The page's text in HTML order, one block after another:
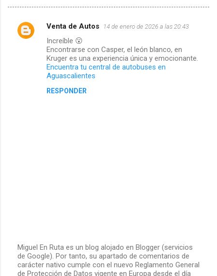
C
Venta de Autos 14 de enero de 2026 a las 20:43
Increíble 😮
Encontrarse con Casper, el león blanco, en
Kruger es una experiencia única y emocionante.
Encuentra tu central de autobuses en
Aguascalientes
RESPONDER
P
u
Miguel En Ruta es un blog alojado en Blogger (servicios
de Google). Por tanto, su apartado de comentarios de
carácter nativo cumple con el nuevo Reglamento General
de Protección de Datos vigente en Europa desde el día